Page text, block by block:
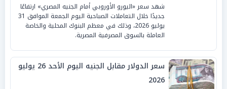
شهد سعر «اليورو الأوروبي أمام الجنيه المصري» ارتفاعًا
جديدًا خلال التعاملات الصباحية اليوم الجمعة الموافق 31
يوليو 2026، وذلك في معظم البنوك المحلية والخاصة
العاملة بالسوق المصرفية المصرية.
سعر الدولار مقابل الجنيه اليوم الأحد 26 يوليو
2026